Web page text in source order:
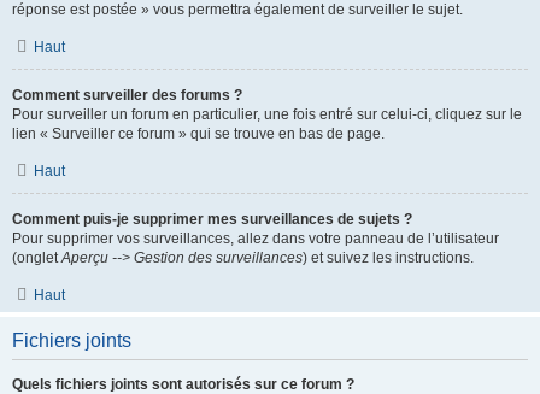
réponse est postée » vous permettra également de surveiller le sujet.
Haut
Comment surveiller des forums ?
Pour surveiller un forum en particulier, une fois entré sur celui-ci, cliquez sur le
lien « Surveiller ce forum » qui se trouve en bas de page.
Haut
Comment puis-je supprimer mes surveillances de sujets ?
Pour supprimer vos surveillances, allez dans votre panneau de l’utilisateur
(ongletAperçu --> Gestion des surveillances) et suivez les instructions.
Haut
Fichiers joints
Quels fichiers joints sont autorisés sur ce forum ?